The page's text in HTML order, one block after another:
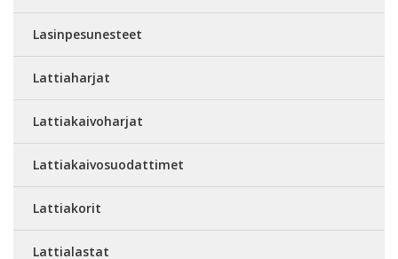
Lasinpesunesteet
Lattiaharjat
Lattiakaivoharjat
Lattiakaivosuodattimet
Lattiakorit
Lattialastat